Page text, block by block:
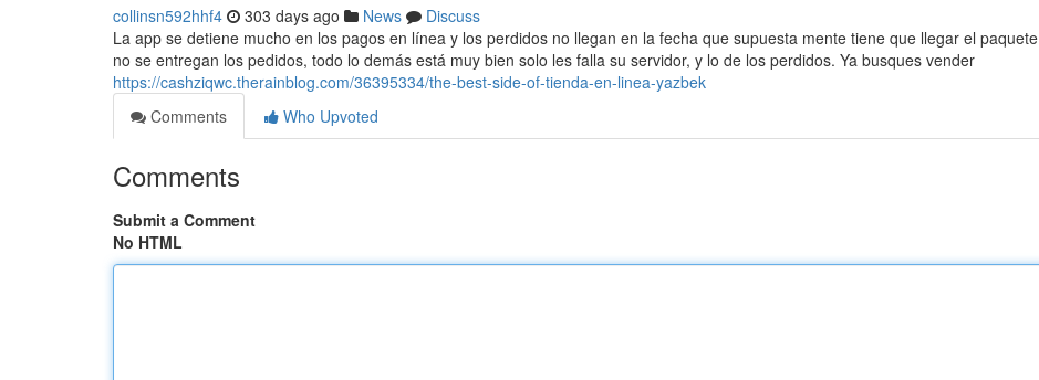
collinsn592hhf4 303 days ago News
Discuss
La app se detiene mucho en los pagos en línea y los perdidos no llegan en la fecha que supuesta mente tiene que llegar el paquete
no se entregan los pedidos, todo lo demás está muy bien solo les falla su servidor, y lo de los perdidos. Ya busques vender
https://cashziqwc.therainblog.com/36395334/the-best-side-of-tienda-en-linea-yazbek
Comments
Who Upvoted
Comments
Submit a Comment
No HTML